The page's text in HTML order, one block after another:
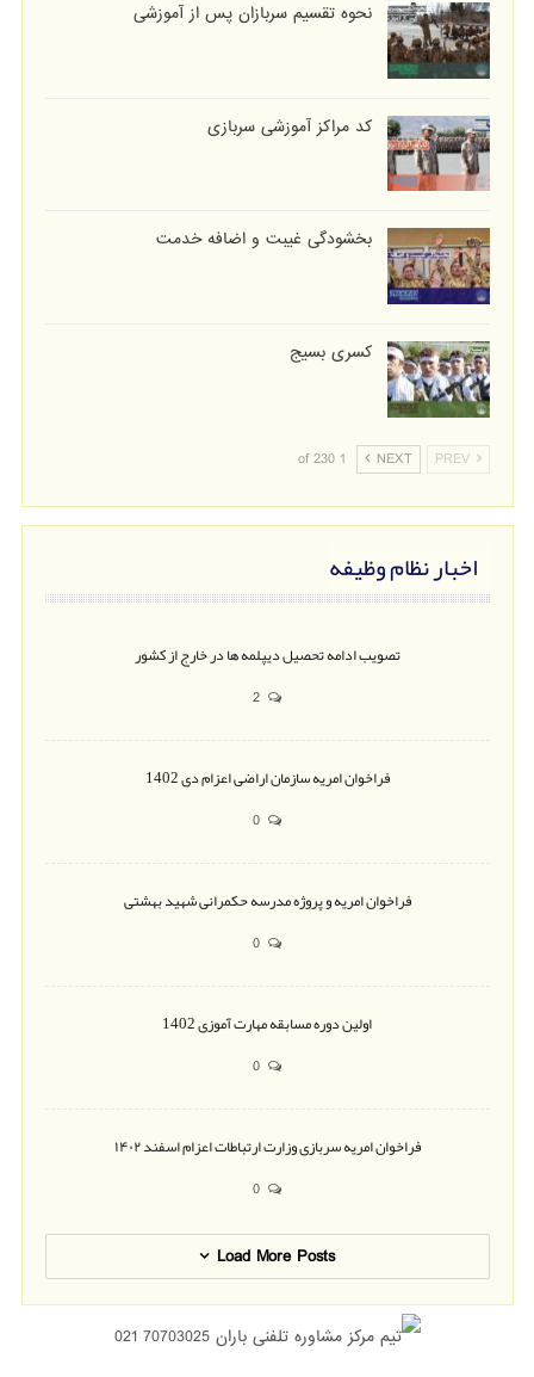
نحوه تقسیم سربازان پس از آموزشی
کد مراکز آموزشی سربازی
بخشودگی غیبت و اضافه خدمت
کسری بسیج
PREV
NEXT
1 of 230
اخبار نظام وظیفه
تصویب ادامه تحصیل دیپلمه ها در خارج از کشور
فراخوان امریه سازمان اراضی اعزام دی 1402
فراخوان امریه و پروژه مدرسه حکمرانی شهید بهشتی
اولین دوره مسابقه مهارت آموزی 1402
فراخوان امریه سربازی وزارت ارتباطات اعزام اسفند ۱۴۰۲
Load More Posts